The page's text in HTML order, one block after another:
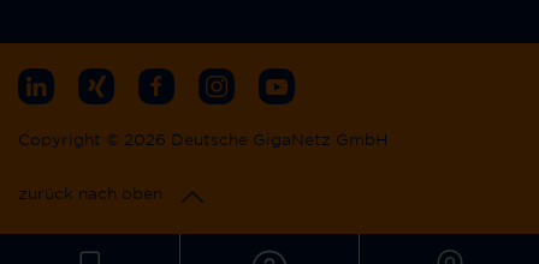
Copyright © 2026 Deutsche GigaNetz GmbH
zurück nach oben